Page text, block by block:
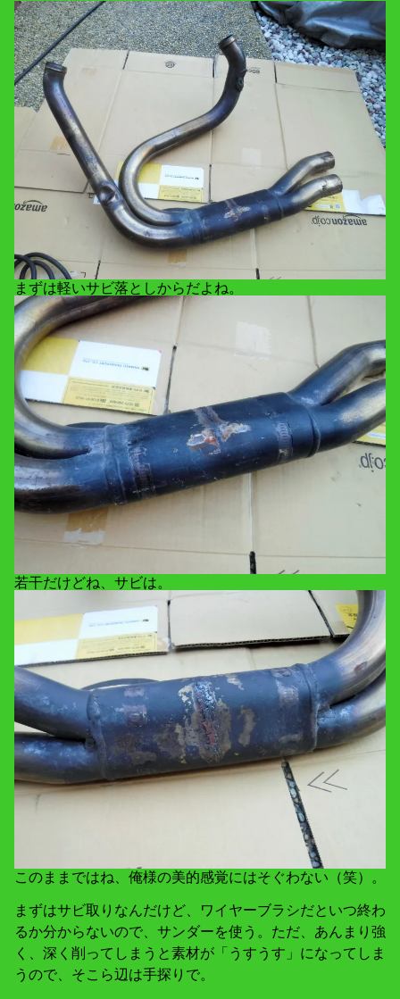
まずは軽いサビ落としからだよね。
若干だけどね、サビは。
このままではね、俺様の美的感覚にはそぐわない（笑）。
まずはサビ取りなんだけど、ワイヤーブラシだといつ終わ
るか分からないので、サンダーを使う。ただ、あんまり強
く、深く削ってしまうと素材が「うすうす」になってしま
うので、そこら辺は手探りで。